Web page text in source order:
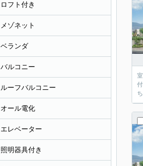
ロフト付き
メゾネット
ベランダ
バルコニー
ルーフバルコニー
オール電化
エレベーター
照明器具付き